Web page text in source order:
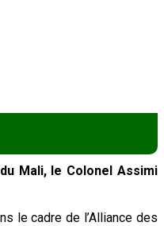
Mali, le Colonel Assimi
le cadre de l’Alliance des